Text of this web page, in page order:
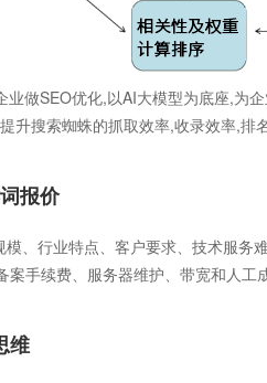
业做SEO优化,以AI大模型为底座,为
升搜索蜘蛛的抓取效率,收录效率,排
报价
模、行业特点、客户要求、技术服务
案手续费、服务器维护、带宽和人工
维